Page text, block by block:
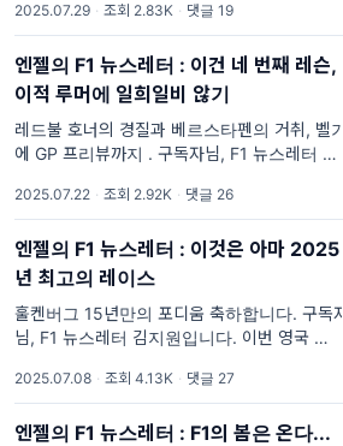
입소문을 타며 역주행 조짐을 보이고 있습니다.
우리 F1 뉴스레터 구독
2025.07.29 · 조회 2.83K · 댓글 19
엔젤의 F1 뉴스레터 : 이건 네 번째 레슨,
이적 루머에 일희일비 않기
레드불 호너의 경질과 베르스타펜의 거취, 벨기
에 GP 프리뷰까지 . 구독자님, F1 뉴스레터 김
조용히 뜨겁습니다. 레드불 감독 크리스티안 호
너의 경질과 베르스타펜의 메르세데스행 가능
성(물론 아
2025.07.22 · 조회 2.92K · 댓글 26
엔젤의 F1 뉴스레터 : 이것은 아마 2025
년 최고의 레이스
훌켄버그 15년만의 포디움 축하합니다. 구독자
님, F1 뉴스레터 김지원입니다. 이번 영국 그랑
는지, 왜 사랑할 수 밖에 없는지 다시금 느끼게
해준, 의미있는 레이스였다
2025.07.08 · 조회 4.13K · 댓글 27
엔젤의 F1 뉴스레터 : F1의 봄은 온다...